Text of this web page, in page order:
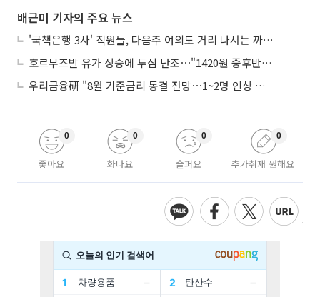
배근미 기자의 주요 뉴스
'국책은행 3사' 직원들, 다음주 여의도 거리 나서는 까닭은
호르무즈발 유가 상승에 투심 난조⋯"1420원 중후반 등락"
우리금융硏 "8월 기준금리 동결 전망⋯1~2명 인상 소수의견 낼 것"
좋아요
0
화나요
0
슬퍼요
0
추가취재 원해요
0